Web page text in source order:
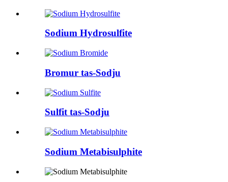
Sodium Hydrosulfite
Bromur tas-Sodju
Sulfit tas-Sodju
Sodium Metabisulphite